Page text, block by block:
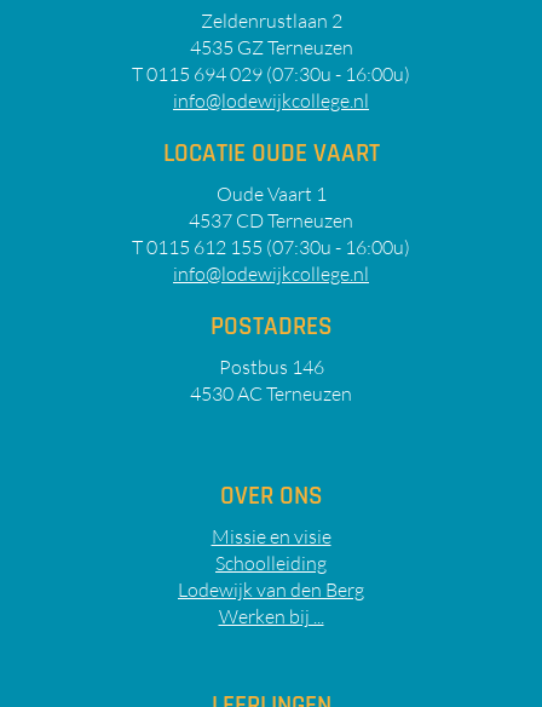
Zeldenrustlaan 2
4535 GZ Terneuzen
T 0115 694 029 (07:30u - 16:00u)
info@lodewijkcollege.nl
LOCATIE OUDE VAART
Oude Vaart 1
4537 CD Terneuzen
T 0115 612 155 (07:30u - 16:00u)
info@lodewijkcollege.nl
POSTADRES
Postbus 146
4530 AC Terneuzen
OVER ONS
Missie en visie
Schoolleiding
Lodewijk van den Berg
Werken bij ...